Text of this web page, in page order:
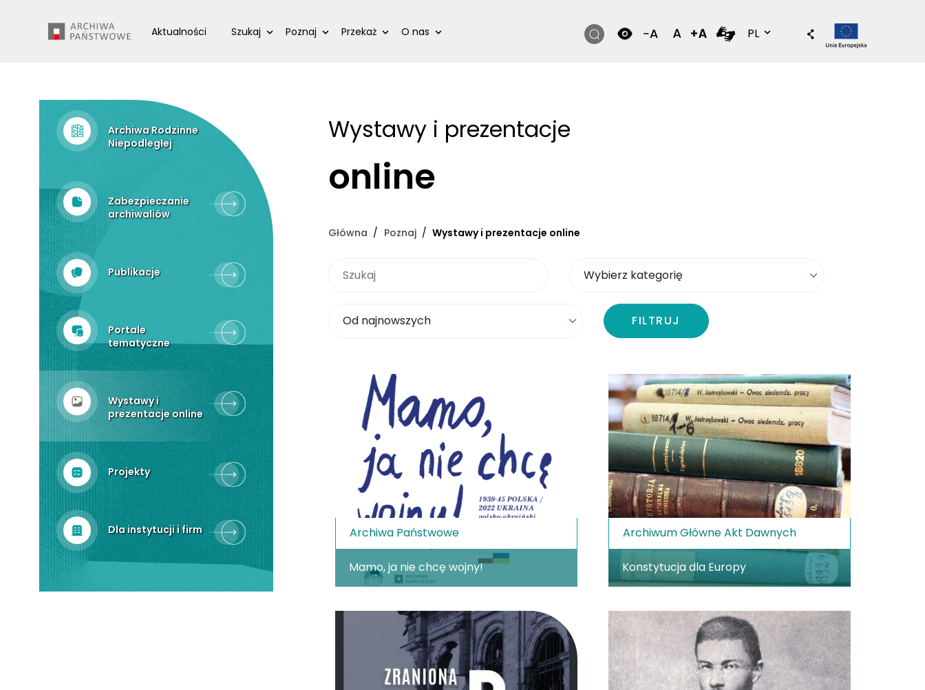
Aktualności Szukaj Poznaj Przekaż O nas Szukaj PLWersja polska
Archiwa Rodzinne
Niepodległej
Zabezpieczanie
archiwaliów
Publikacje
Portale
tematyczne
Wystawy i
prezentacje online
Projekty
Dla instytucji i firm
Wystawy i prezentacje
online
Główna Poznaj Wystawy i prezentacje online
FILTRUJ
Archiwa Państwowe
Mamo, ja nie chcę wojny!
Archiwum Główne Akt Dawnych
Konstytucja dla Europy